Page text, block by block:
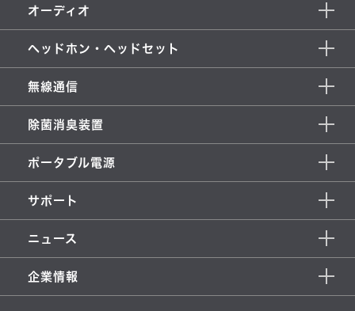
オーディオ
ヘッドホン・ヘッドセット
無線通信
除菌消臭装置
ポータブル電源
サポート
ニュース
企業情報